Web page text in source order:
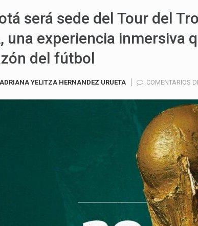
será sede del Tour del
una experiencia inmersiva
del fútbol
ADRIANA YELITZA HERNANDEZ URUETA COMENTARIOS